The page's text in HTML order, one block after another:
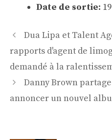
Date de sortie:
Navigation
des
articles
Dua Lipa et Talent
rapports d'agent de
demandé à la
Danny Brown
annoncer un nouvel